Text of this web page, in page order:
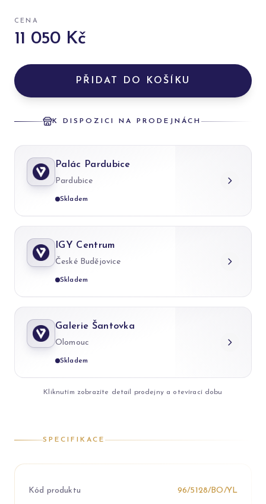
CENA
11 050 Kč
PŘIDAT DO KOŠÍKU
K DISPOZICI NA PRODEJNÁCH
Palác Pardubice
Pardubice
Skladem
IGY Centrum
České Budějovice
Skladem
Galerie Šantovka
Olomouc
Skladem
Kliknutím zobrazíte detail prodejny a otevírací dobu
SPECIFIKACE
Kód produktu 96/5128/BO/YL